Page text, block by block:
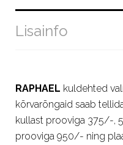
Lisainfo
RAPHAEL kuldehted
kõrvarõngaid saab
kullast prooviga 375/-,
prooviga 950/- ning